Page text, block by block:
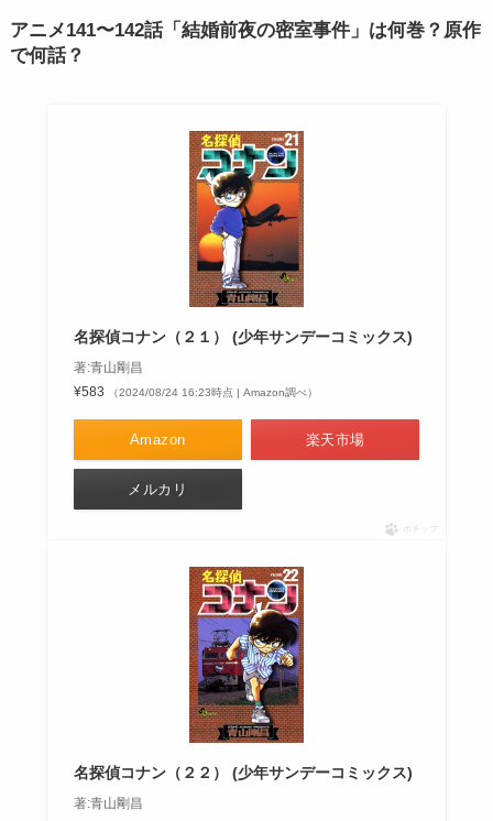
アニメ141〜142話「結婚前夜の密室事件」は何巻？原作
で何話？
名探偵コナン（２１） (少年サンデーコミックス)
著:青山剛昌
¥583
（2024/08/24 16:23時点 | Amazon調べ）
Amazon 楽天市場
メルカリ
ポチップ
名探偵コナン（２２） (少年サンデーコミックス)
著:青山剛昌